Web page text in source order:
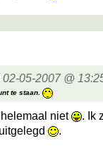
02-05-2007 @
te staan.
niet
. Ik
.